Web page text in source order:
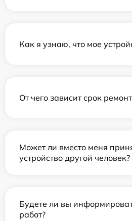
Как я узнаю, что мое
От чего зависит срок
Может ли вместо меня
устройство другой человек?
Будете ли вы
работ?